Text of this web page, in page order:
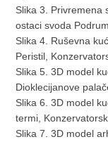
Slika 3. Privremena
ostaci svoda
Slika 4. Ruševna
Peristil,
Slika 5. 3D model
Dioklecijanove
Slika 6. 3D model
termi,
Slika 7. 3D model